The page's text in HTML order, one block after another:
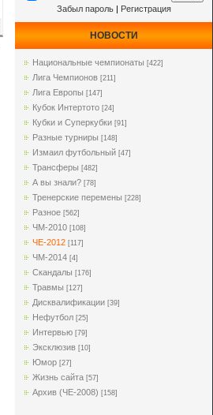
Забыл пароль| Регистрация
НОВОСТИ
Национальные чемпионаты [422]
Лига Чемпионов [211]
Лига Европы [147]
Кубок Интертото [24]
Кубки и Суперкубки [91]
Разные турниры [148]
Измаил футбольный [47]
Трансферы [482]
А вы знали? [78]
Тренерские перемены [228]
Разное [562]
ЧМ-2010 [108]
ЧЕ-2012 [117]
ЧМ-2014 [4]
Cкандалы [176]
Травмы [127]
Дисквалификации [39]
Нефутбол [25]
Интервью [79]
Эксклюзив [10]
Юмор [27]
Жизнь сайта [57]
Архив (ЧЕ-2008) [158]